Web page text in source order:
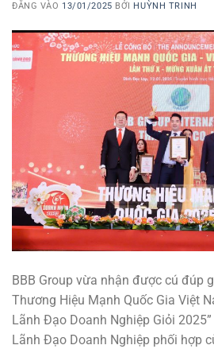
ĐĂNG VÀO 13/01/2025 BỞI HUỲNH TRINH
BBB Group vừa nhận được cú đúp
Thương Hiệu Mạnh Quốc Gia Việt
Lãnh Đạo Doanh Nghiệp Giỏi
Lãnh Đạo Doanh Nghiệp phối hợp